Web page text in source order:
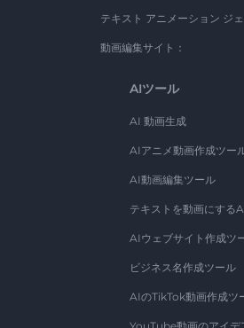
テキスト アニメーション ジ
動画編集サイト：
AIツール
AI 動画生成
AIアニメ動画作成ツー
AI動画編集ツール
テキストを動画にする
AIウェブサイト作成ツー
ビジネス名作成ツール
AIのTikTok動画作成ツ